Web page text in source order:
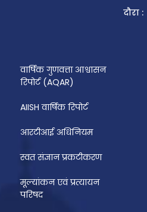
दौरा :
वार्षिक गुणवत्ता आश्वासन
रिपोर्ट (AQAR)
AIISH वार्षिक रिपोर्ट
आरटीआई अधिनियम
स्वत संज्ञान प्रकटीकरण
मूल्यांकन एवं प्रत्यायन
परिषद